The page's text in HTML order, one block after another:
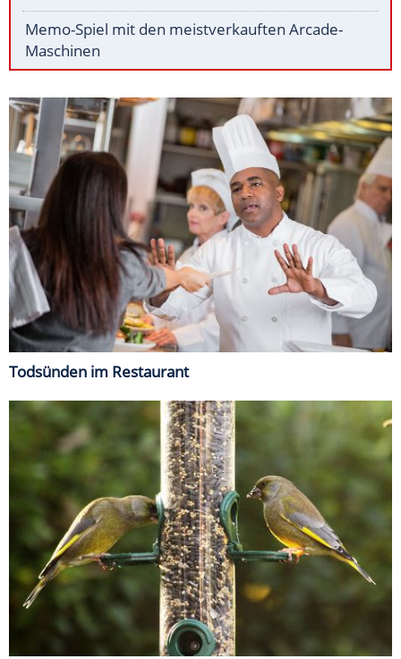
Memo-Spiel mit den meistverkauften Arcade-
Maschinen
Todsünden im Restaurant